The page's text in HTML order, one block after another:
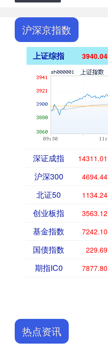
沪深京指数
上证综指 3940.04
深证成指 14311.01
沪深300 4694.44
北证50 1134.24
创业板指 3563.12
基金指数 7242.10
国债指数 229.69
期指IC0 7877.80
热点资讯